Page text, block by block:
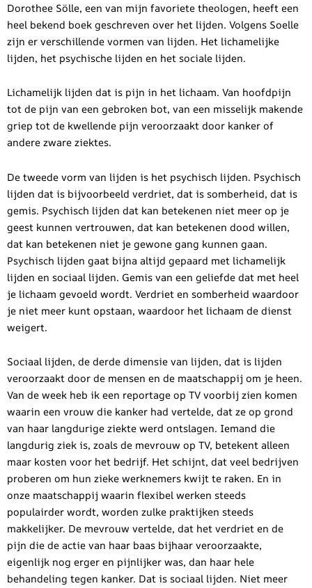
Dorothee Sölle, een van mijn favoriete theologen, heeft een
heel bekend boek geschreven over het lijden. Volgens Soelle
zijn er verschillende vormen van lijden. Het lichamelijke
lijden, het psychische lijden en het sociale lijden.
Lichamelijk lijden dat is pijn in het lichaam. Van hoofdpijn
tot de pijn van een gebroken bot, van een misselijk makende
griep tot de kwellende pijn veroorzaakt door kanker of
andere zware ziektes.
De tweede vorm van lijden is het psychisch lijden. Psychisch
lijden dat is bijvoorbeeld verdriet, dat is somberheid, dat is
gemis. Psychisch lijden dat kan betekenen niet meer op je
geest kunnen vertrouwen, dat kan betekenen dood willen,
dat kan betekenen niet je gewone gang kunnen gaan.
Psychisch lijden gaat bijna altijd gepaard met lichamelijk
lijden en sociaal lijden. Gemis van een geliefde dat met heel
je lichaam gevoeld wordt. Verdriet en somberheid waardoor
je niet meer kunt opstaan, waardoor het lichaam de dienst
weigert.
Sociaal lijden, de derde dimensie van lijden, dat is lijden
veroorzaakt door de mensen en de maatschappij om je heen.
Van de week heb ik een reportage op TV voorbij zien komen
waarin een vrouw die kanker had vertelde, dat ze op grond
van haar langdurige ziekte werd ontslagen. Iemand die
langdurig ziek is, zoals de mevrouw op TV, betekent alleen
maar kosten voor het bedrijf. Het schijnt, dat veel bedrijven
proberen om hun zieke werknemers kwijt te raken. En in
onze maatschappij waarin flexibel werken steeds
populairder wordt, worden zulke praktijken steeds
makkelijker. De mevrouw vertelde, dat het verdriet en de
pijn die de actie van haar baas bijhaar veroorzaakte,
eigenlijk nog erger en pijnlijker was, dan haar hele
behandeling tegen kanker. Dat is sociaal lijden. Niet meer